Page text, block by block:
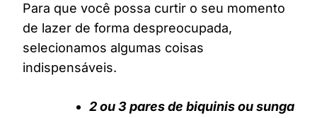
Para que você possa curtir o seu momento
de lazer de forma despreocupada,
selecionamos algumas coisas
indispensáveis.
2 ou 3 pares de biquinis ou sunga